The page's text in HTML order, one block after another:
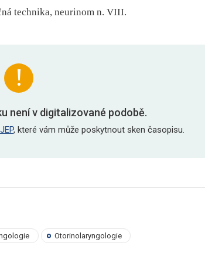
technika, neurinom n. VIII.
není v digitalizované podobě.
, které vám může poskytnout sken časopisu.
Otorinolaryngologie